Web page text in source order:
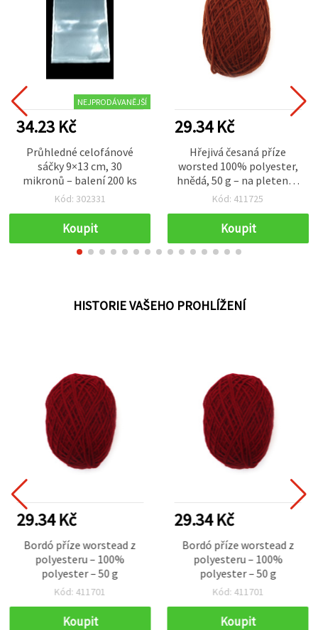
NEJPRODÁVANĚJŠÍ
34.23 Kč
Průhledné celofánové
sáčky 9×13 cm, 30
mikronů – balení 200 ks
Kód: 302331
Koupit
29.34 Kč
Hřejivá česaná příze
worsted 100% polyester,
hnědá, 50 g – na pletení a
různé kreativní tvoření
Kód: 411725
Koupit
HISTORIE VAŠEHO PROHLÍŽENÍ
29.34 Kč
Bordó příze worstead z
polyesteru – 100%
polyester – 50 g
Kód: 411701
Koupit
29.34 Kč
Bordó příze worstead z
polyesteru – 100%
polyester – 50 g
Kód: 411701
Koupit